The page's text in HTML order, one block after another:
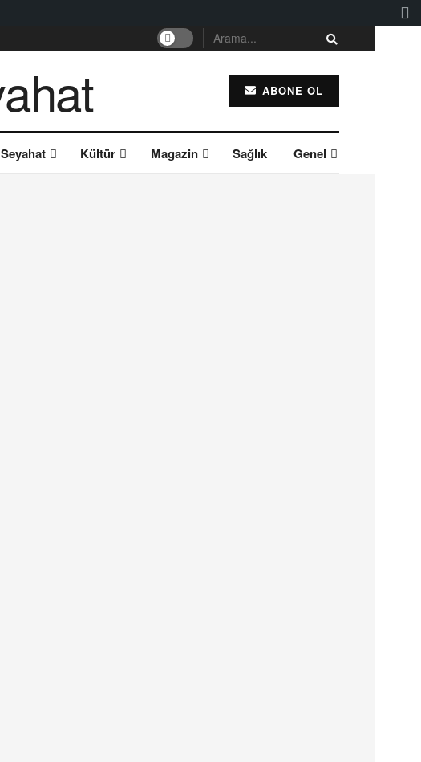
ABONE OL
Seyahat Kültür Magazin Sağlık Genel